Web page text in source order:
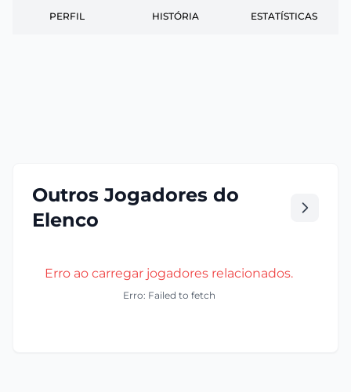
PERFIL HISTÓRIA ESTATÍSTICAS
Outros Jogadores do
Elenco
Erro ao carregar jogadores relacionados.
Erro: Failed to fetch